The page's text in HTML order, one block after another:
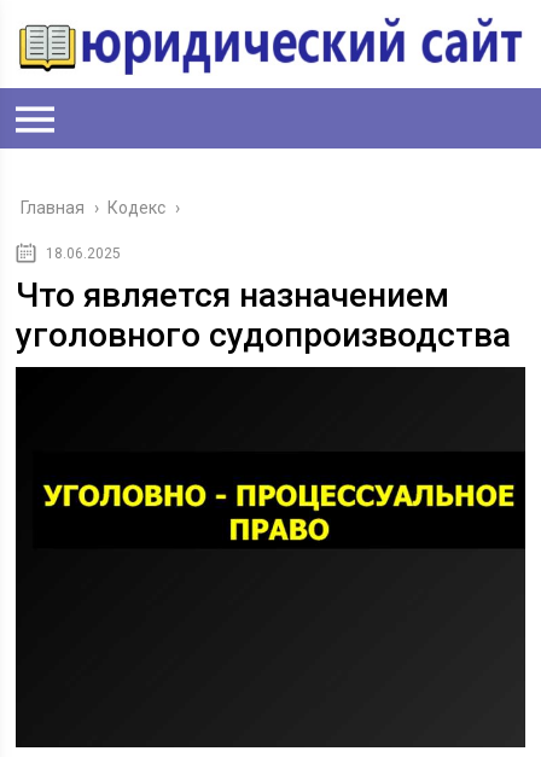
Главная › Кодекс ›
18.06.2025
Что является назначением
уголовного судопроизводства